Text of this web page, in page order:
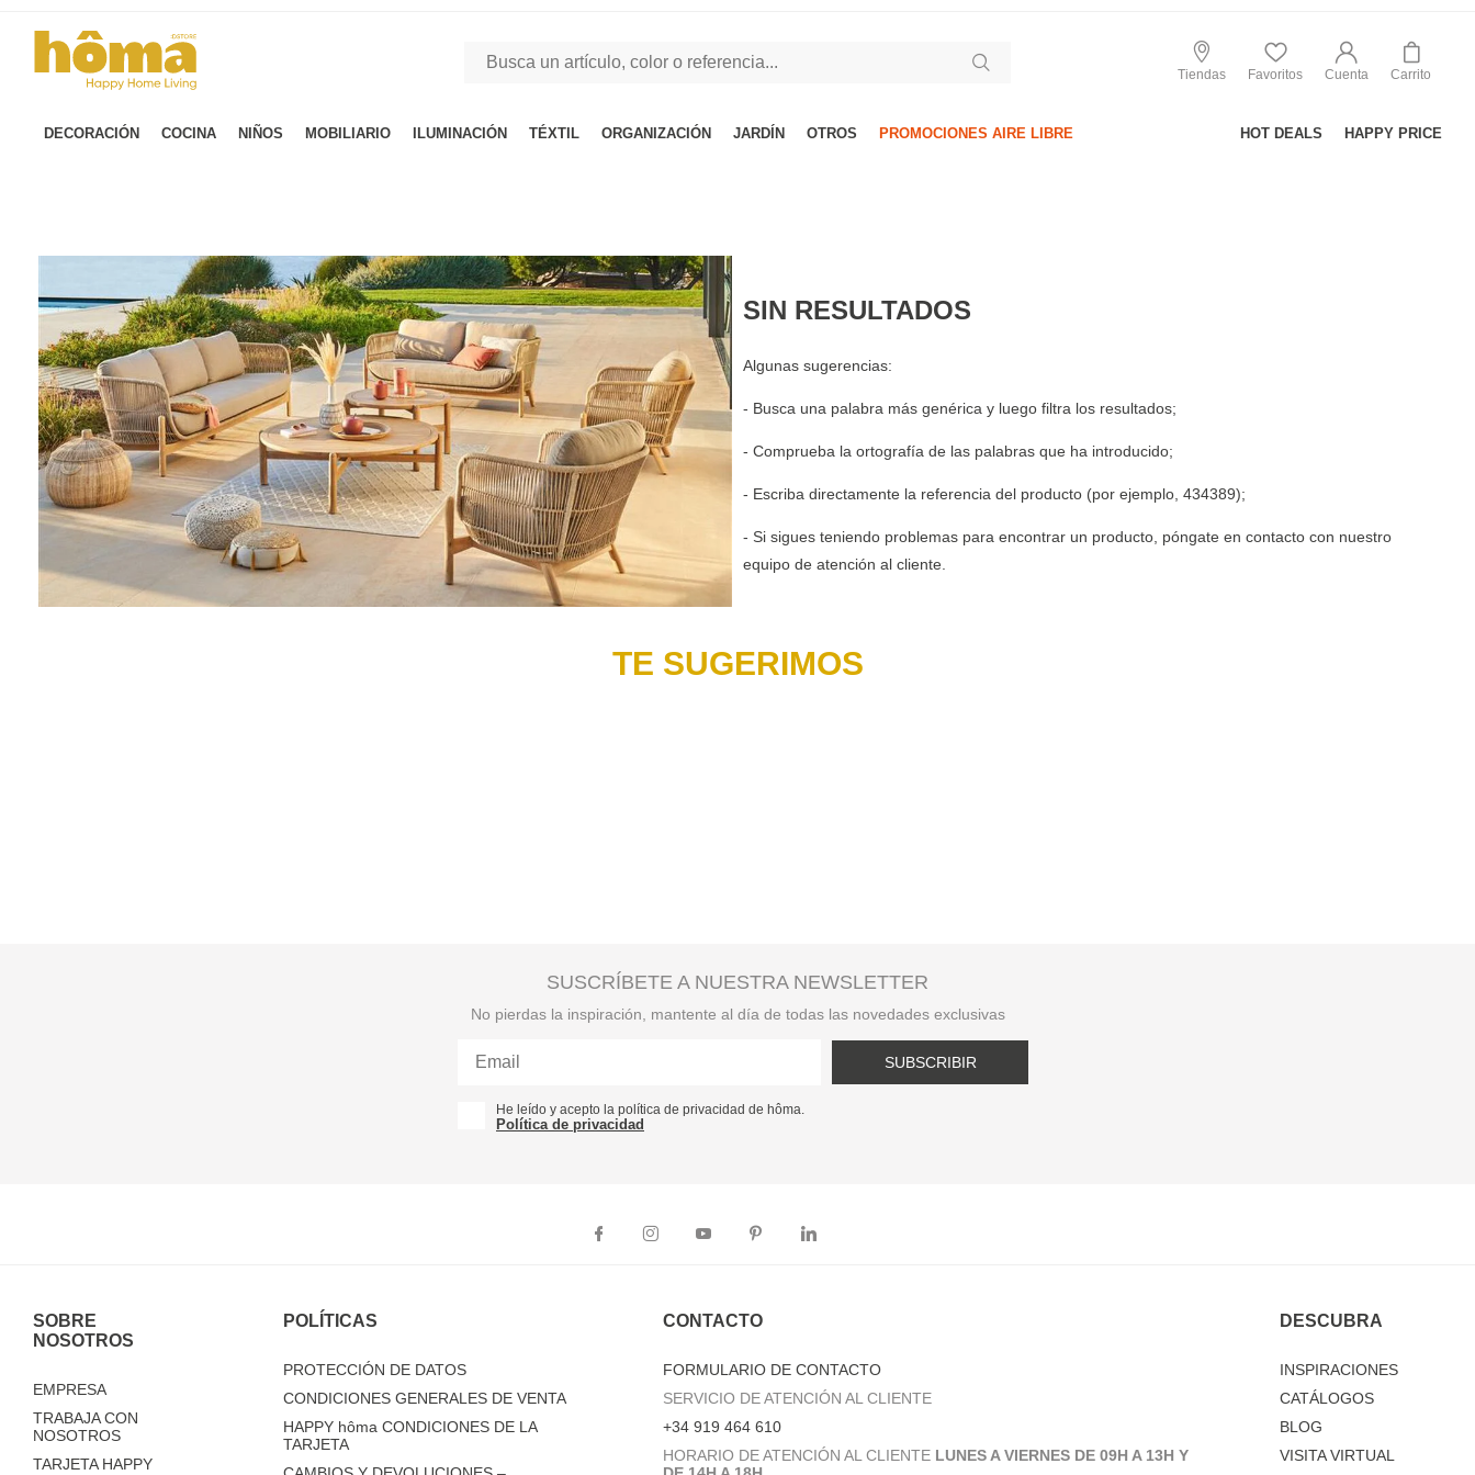
Tiendas Favoritos Cuenta Carrito
DECORACIÓN COCINA NIÑOS MOBILIARIO ILUMINACIÓN TÉXTIL ORGANIZACIÓN JARDÍN OTROS PROMOCIONES AIRE LIBRE HOT DEALS HAPPY PRICE
SIN RESULTADOS
Algunas sugerencias:
- Busca una palabra más genérica y luego filtra los resultados;
- Comprueba la ortografía de las palabras que ha introducido;
- Escriba directamente la referencia del producto (por ejemplo, 434389);
- Si sigues teniendo problemas para encontrar un producto, póngate en contacto con nuestro
equipo de atención al cliente.
TE SUGERIMOS
SUSCRÍBETE A NUESTRA NEWSLETTER
No pierdas la inspiración, mantente al día de todas las novedades exclusivas
SUBSCRIBIR
He leído y acepto la política de privacidad de hôma.
Política de privacidad
SOBRE
NOSOTROS
EMPRESA
TRABAJA CON
NOSOTROS
TARJETA HAPPY
POLÍTICAS
PROTECCIÓN DE DATOS
CONDICIONES GENERALES DE VENTA
HAPPY hôma CONDICIONES DE LA
TARJETA
CONTACTO
FORMULARIO DE CONTACTO
SERVICIO DE ATENCIÓN AL CLIENTE
+34 919 464 610
HORARIO DE ATENCIÓN AL CLIENTE LUNES A VIERNES DE 09H A 13H Y
DESCUBRA
INSPIRACIONES
CATÁLOGOS
BLOG
VISITA VIRTUAL